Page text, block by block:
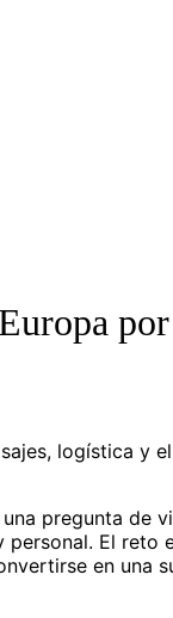
logística y
pregunta de
El reto
en una